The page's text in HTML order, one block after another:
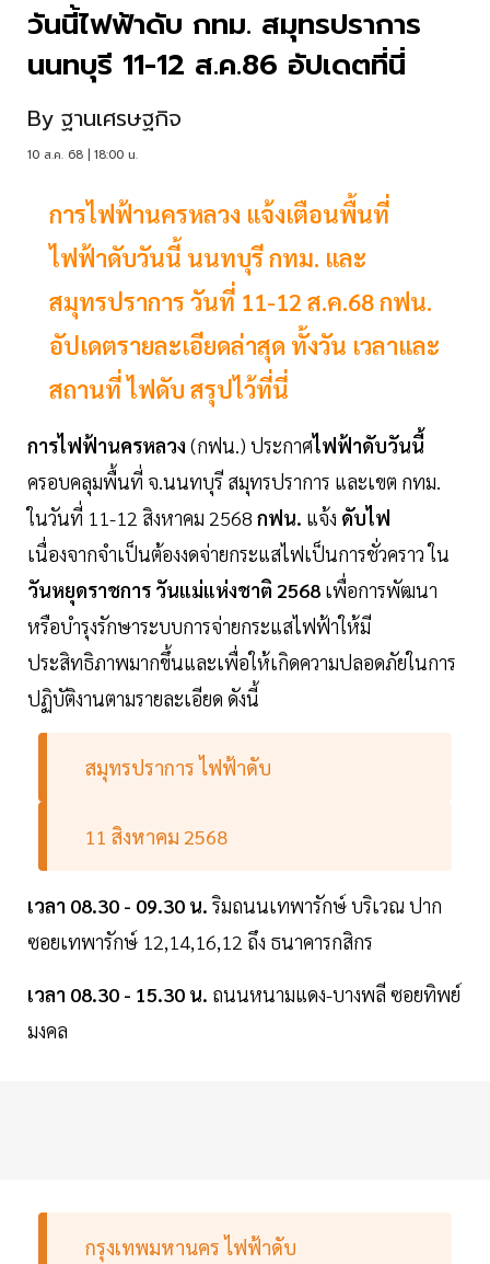
วันนี้ไฟฟ้าดับ กทม. สมุทรปราการ
นนทบุรี 11-12 ส.ค.86 อัปเดตที่นี่
By ฐานเศรษฐกิจ
10 ส.ค. 68 | 18:00 น.
การไฟฟ้านครหลวง แจ้งเตือนพื้นที่
ไฟฟ้าดับวันนี้ นนทบุรี กทม. และ
สมุทรปราการ วันที่ 11-12 ส.ค.68 กฟน.
อัปเดตรายละเอียดล่าสุด ทั้งวัน เวลาและ
สถานที่ ไฟดับ สรุปไว้ที่นี่
การไฟฟ้านครหลวง (กฟน.) ประกาศไฟฟ้าดับวันนี้
ครอบคลุมพื้นที่ จ.นนทบุรี สมุทรปราการ และเขต กทม.
ในวันที่ 11-12 สิงหาคม 2568 กฟน. แจ้ง ดับไฟ
เนื่องจากจำเป็นต้องงดจ่ายกระแสไฟเป็นการชั่วคราว ใน
วันหยุดราชการ วันแม่แห่งชาติ 2568 เพื่อการพัฒนา
หรือบำรุงรักษาระบบการจ่ายกระแสไฟฟ้าให้มี
ประสิทธิภาพมากขึ้นและเพื่อให้เกิดความปลอดภัยในการ
ปฏิบัติงานตามรายละเอียด ดังนี้
สมุทรปราการ ไฟฟ้าดับ
11 สิงหาคม 2568
เวลา 08.30 - 09.30 น. ริมถนนเทพารักษ์ บริเวณ ปาก
ซอยเทพารักษ์ 12,14,16,12 ถึง ธนาคารกสิกร
เวลา 08.30 - 15.30 น. ถนนหนามแดง-บางพลี ซอยทิพย์
มงคล
กรุงเทพมหานคร ไฟฟ้าดับ